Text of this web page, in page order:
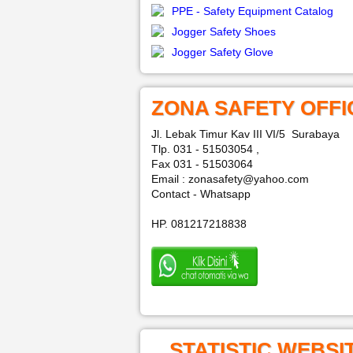
PPE - Safety Equipment Catalog
Jogger Safety Shoes
Jogger Safety Glove
ZONA SAFETY
Jl. Lebak Timur Kav III VI/5 Surabaya
Tlp. 031 - 51503054 ,
Fax 031 - 51503064
Email : zonasafety@yahoo.com
Contact - Whatsapp
HP. 081217218838